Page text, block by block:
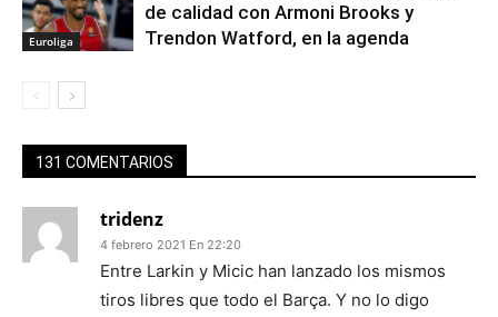
Euroliga
de calidad con Armoni Brooks y
Trendon Watford, en la agenda
131 COMENTARIOS
tridenz
4 febrero 2021 En 22:20
Entre Larkin y Micic han lanzado los mismos
tiros libres que todo el Barça. Y no lo digo